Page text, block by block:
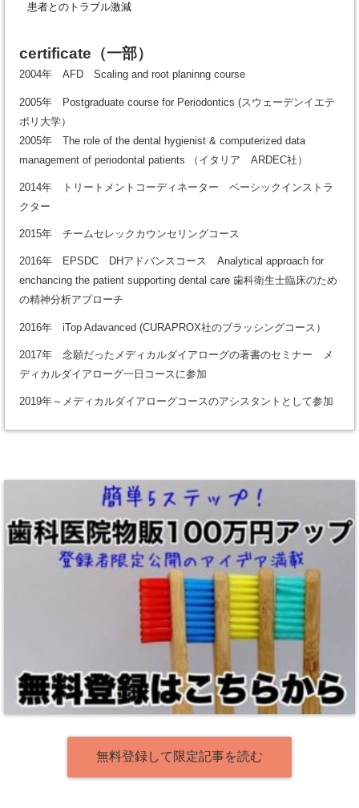
患者とのトラブル激減
certificate （一部）
2004年 AFD Scaling and root planinng course
2005年 Postgraduate course for Periodontics (スウェーデンイエテ
ボリ大学）
2005年 The role of the dental hygienist & computerized data
management of periodontal patients （イタリア ARDEC社）
2014年 トリートメントコーディネーター ベーシックインストラ
クター
2015年 チームセレックカウンセリングコース
2016年 EPSDC DHアドバンスコース Analytical approach for
enchancing the patient supporting dental care 歯科衛生士臨床のため
の精神分析アプローチ
2016年 iTop Adavanced (CURAPROX社のブラッシングコース）
2017年 念願だったメディカルダイアローグの著書のセミナー メ
ディカルダイアローグ一日コースに参加
2019年～メディカルダイアローグコースのアシスタントとして参加
無料登録して限定記事を読む